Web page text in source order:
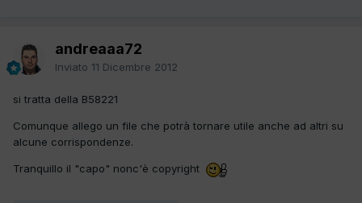
andreaaa72
Inviato 11 Dicembre 2012
si tratta della B58221
Comunque allego un file che potrà tornare utile anche ad altri su
alcune corrispondenze.
Tranquillo il "capo" nonc'è copyright